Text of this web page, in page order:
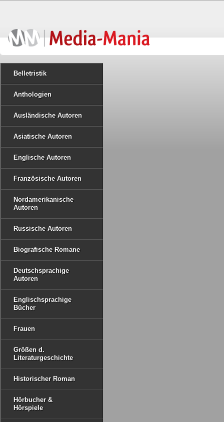
Belletristik
Anthologien
Ausländische Autoren
Asiatische Autoren
Englische Autoren
Französische Autoren
Nordamerikanische
Autoren
Russische Autoren
Biografische Romane
Deutschsprachige
Autoren
Englischsprachige
Bücher
Frauen
Größen d.
Literaturgeschichte
Historischer Roman
Hörbucher &
Hörspiele